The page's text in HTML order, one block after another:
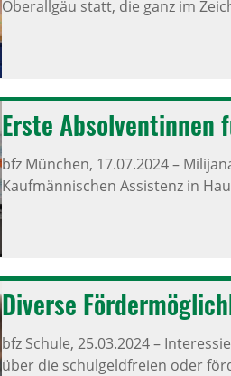
Oberallgäu statt, die ganz im
Erste Absol­ven­tinnen
bfz München, 17.07.2024–
Kaufmännischen Assistenz in
Diverse
bfz Schule, 25.03.2024–
über die schulgeldfreien oder